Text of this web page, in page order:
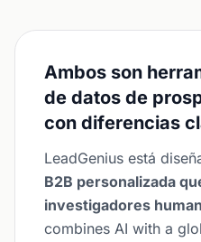
Ambos son
de datos de
con diferencias
LeadGenius está
B2B personalizada
investigadores
combines AI with a